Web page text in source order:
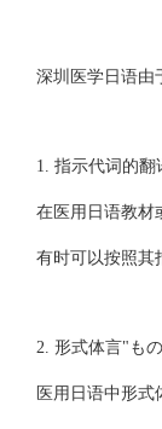
深圳医学日语由
1. 指示代词的翻
在医用日语教材
有时可以按照其
2. 形式体言"も
医用日语中形